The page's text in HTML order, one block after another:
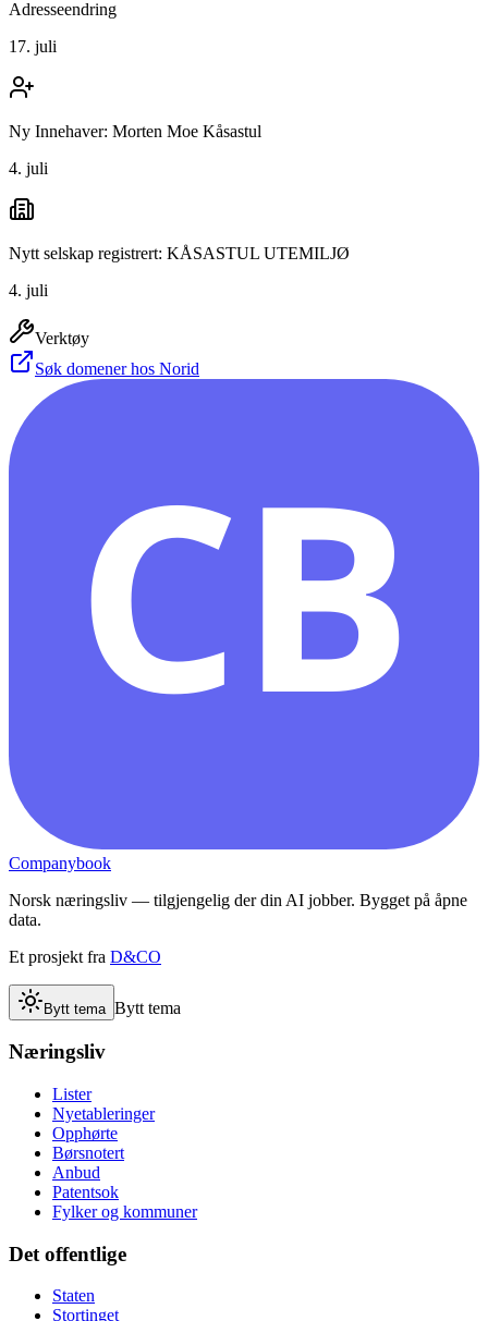
Adresseendring
17. juli
Ny Innehaver: Morten Moe Kåsastul
4. juli
Nytt selskap registrert: KÅSASTUL UTEMILJØ
4. juli
Verktøy
Søk domener hos Norid
CB
Companybook
Norsk næringsliv — tilgjengelig der din AI jobber. Bygget på åpne
data.
Et prosjekt fra D&CO
Bytt tema Bytt tema
Næringsliv
Lister
Nyetableringer
Opphørte
Børsnotert
Anbud
Patentsok
Fylker og kommuner
Det offentlige
Staten
Stortinget